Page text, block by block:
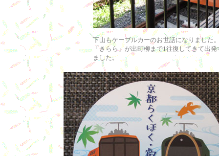
下山もケーブルカーのお世話になりました
「きらら」が出町柳まで1往復してきて出
ました。